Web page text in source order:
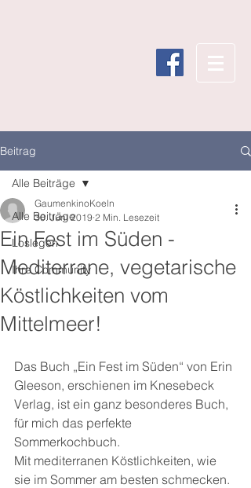
Beitrag
Alle Beiträge
Loslegen
Ihre Community
Alle Beiträge
Ein Fest im Süden -
Mediterrane, vegetarische
Köstlichkeiten vom
Mittelmeer!
GaumenkinoKoeln
30. Juni 2019 2 Min. Lesezeit
Das Buch „Ein Fest im Süden“ von Erin
Gleeson, erschienen im Knesebeck
Verlag, ist ein ganz besonderes Buch,
für mich das perfekte
Sommerkochbuch.
Mit mediterranen Köstlichkeiten, wie
sie im Sommer am besten schmecken.